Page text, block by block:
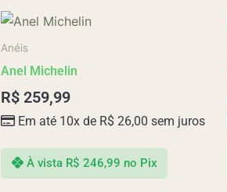
Anéis
Anel Michelin
R$ 259,99
Em até 10x de R$ 26,00 sem juros
À vista R$ 246,99 no Pix
As
podem
ser